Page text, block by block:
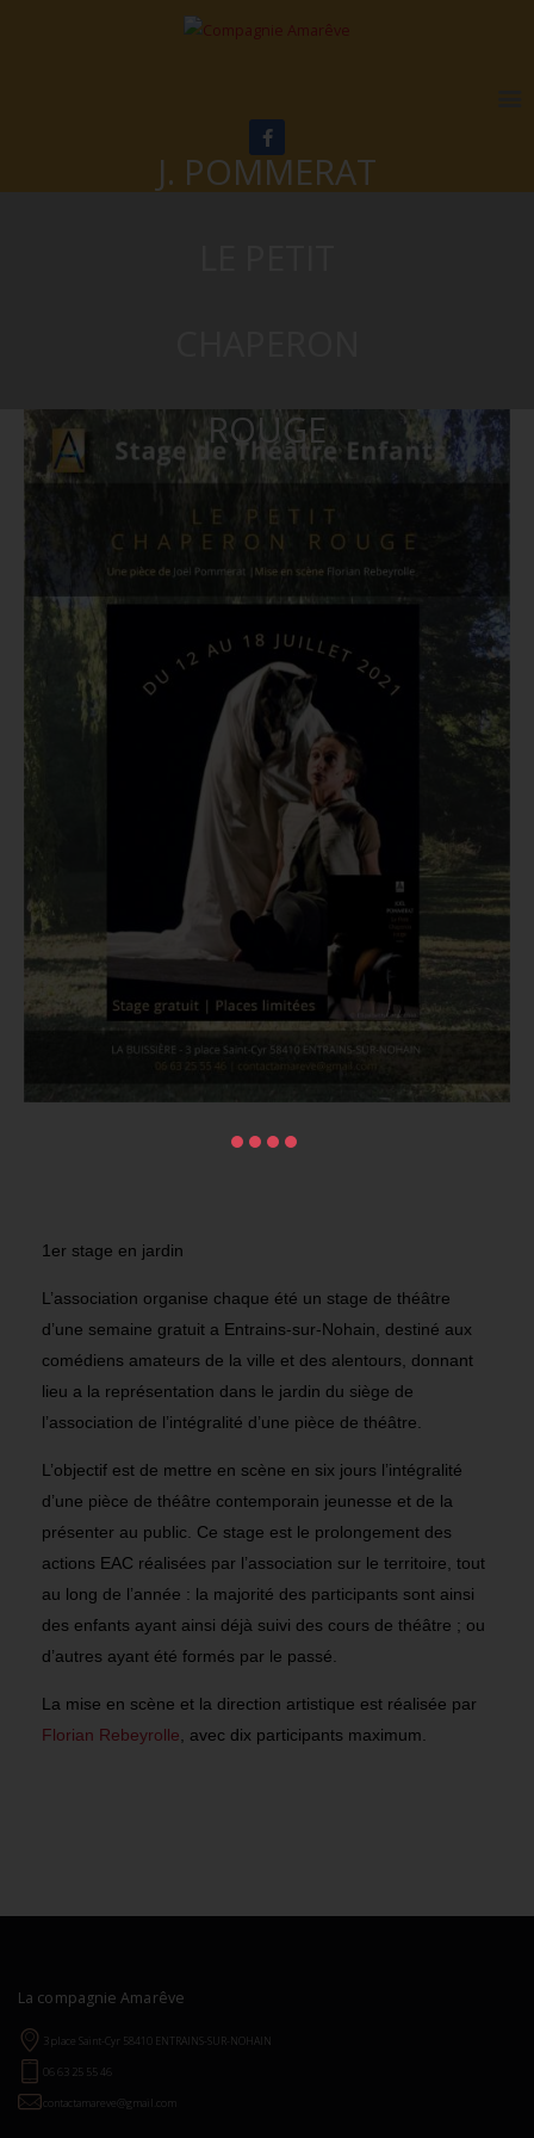
J. POMMERAT
ROUGE
1er stage en jardin
L’association organise chaque été un stage de théâtre
d’une semaine gratuit a Entrains-sur-Nohain, destiné aux
comédiens amateurs de la ville et des alentours, donnant
lieu a la représentation dans le jardin du siège de
l’association de l’intégralité d’une pièce de théâtre.
L’objectif est de mettre en scène en six jours l’intégralité
d’une pièce de théâtre contemporain jeunesse et de la
présenter au public. Ce stage est le prolongement des
actions EAC réalisées par l’association sur le territoire, tout
au long de l’année : la majorité des participants sont ainsi
des enfants ayant ainsi déjà suivi des cours de théâtre ; ou
d’autres ayant été formés par le passé.
La mise en scène et la direction artistique est réalisée par
Florian Rebeyrolle , avec dix participants maximum.
La compagnie Amarêve
3 place Saint-Cyr 58410 ENTRAINS-SUR-NOHAIN
06 63 25 55 46
contactamareve@gmail.com